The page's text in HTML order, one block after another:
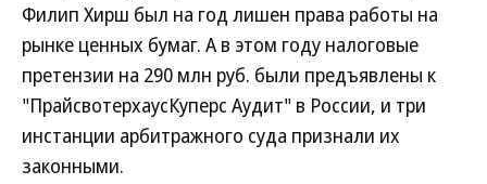
Филип Хирш был на год лишен права работы на
рынке ценных бумаг. А в этом году налоговые
претензии на 290 млн руб. были предъявлены к
"ПрайсвотерхаусКуперс Аудит" в России, и три
инстанции арбитражного суда признали их
законными.